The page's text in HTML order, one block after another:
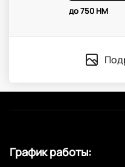
до 750 НМ
График работы: